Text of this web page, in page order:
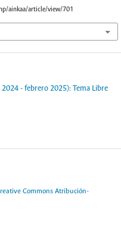
ainkaa/article/view/701
- febrero 2025): Tema Libre
Commons Atribución-